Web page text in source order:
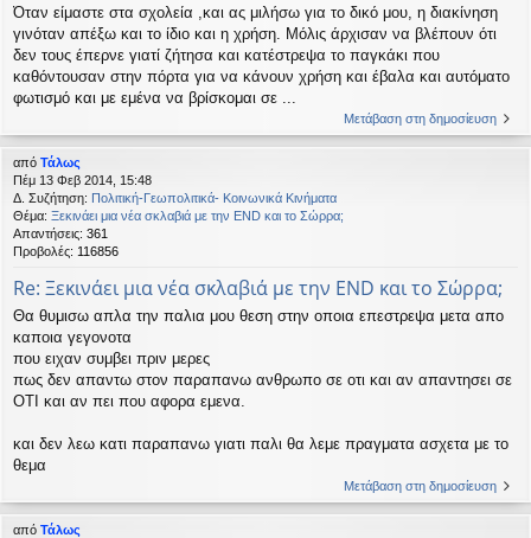
Όταν είμαστε στα σχολεία ,και ας μιλήσω για το δικό μου, η διακίνηση
γινόταν απέξω και το ίδιο και η χρήση. Μόλις άρχισαν να βλέπουν ότι
δεν τους έπερνε γιατί ζήτησα και κατέστρεψα το παγκάκι που
καθόντουσαν στην πόρτα για να κάνουν χρήση και έβαλα και αυτόματο
φωτισμό και με εμένα να βρίσκομαι σε ...
Μετάβαση στη δημοσίευση
από Τάλως
Πέμ 13 Φεβ 2014, 15:48
Δ. Συζήτηση: Πολιτική-Γεωπολιτικά- Κοινωνικά Κινήματα
Θέμα: Ξεκινάει μια νέα σκλαβιά με την END και το Σώρρα;
Απαντήσεις: 361
Προβολές: 116856
Re: Ξεκινάει μια νέα σκλαβιά με την END και το Σώρρα;
Θα θυμισω απλα την παλια μου θεση στην οποια επεστρεψα μετα απο
καποια γεγονοτα
που ειχαν συμβει πριν μερες
πως δεν απαντω στον παραπανω ανθρωπο σε οτι και αν απαντησει σε
ΟΤΙ και αν πει που αφορα εμενα.
και δεν λεω κατι παραπανω γιατι παλι θα λεμε πραγματα ασχετα με το
θεμα
Μετάβαση στη δημοσίευση
από Τάλως